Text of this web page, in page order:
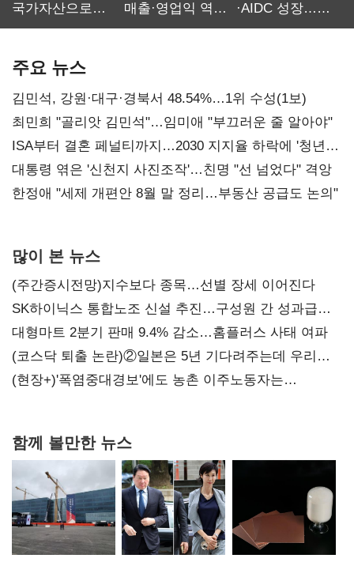
국가자산으로…'
매출·영업익 역대
·AIDC 성장…
주요 뉴스
김민석, 강원·대구·경북서 48.54%…1위 수성(1보)
최민희 "골리앗 김민석"…임미애 "부끄러운 줄 알아야"
ISA부터 결혼 페널티까지…2030 지지율 하락에 '청년
챙기기'
대통령 엮은 '신천지 사진조작'…친명 "선 넘었다" 격앙
한정애 "세제 개편안 8월 말 정리…부동산 공급도 논의"
많이 본 뉴스
(주간증시전망)지수보다 종목…선별 장세 이어진다
SK하이닉스 통합노조 신설 추진…구성원 간 성과급
불만 확산
대형마트 2분기 판매 9.4% 감소…홈플러스 사태 여파
(코스닥 퇴출 논란)②일본은 5년 기다려주는데 우리는
당장 퇴출?…시간만으론 부족한 코스닥 구하기
(현장+)'폭염중대경보'에도 농촌 이주노동자는
함께 볼만한 뉴스